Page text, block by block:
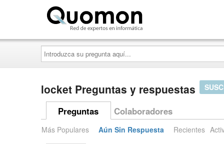
Introduzca
su
pregunta
aquí...
locket Preguntas y respuestas
Preguntas Colaboradores
Más Populares Aún Sin Respuesta Recientes